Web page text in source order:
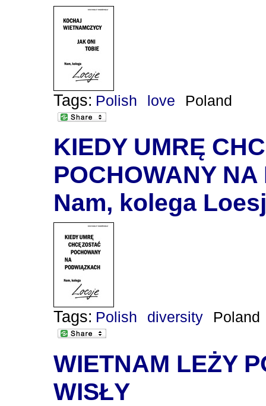
Tags: Polish love Poland
KIEDY UMRĘ
POCHOWANY
Nam, kolega
Tags: Polish diversity Poland
WIETNAM LEŻY
WISŁY